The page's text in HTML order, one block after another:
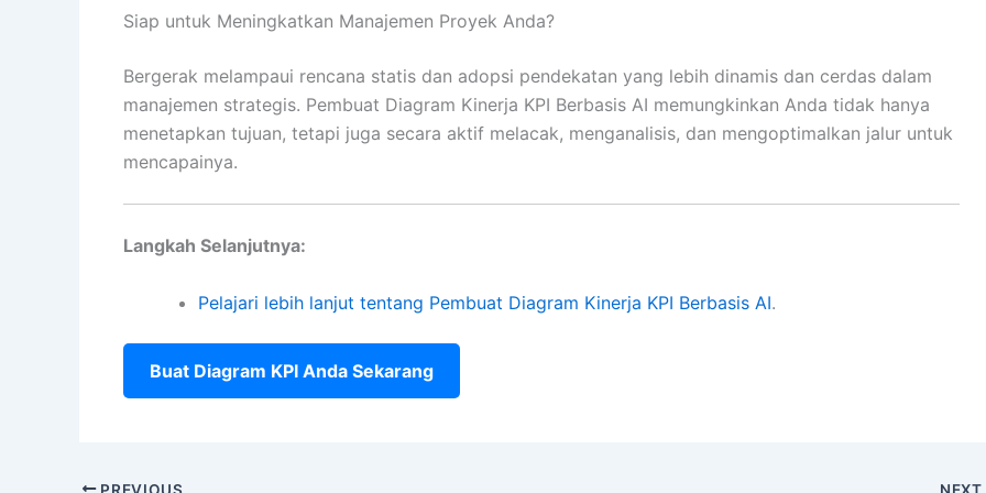
Siap untuk Meningkatkan Manajemen Proyek Anda?
Bergerak melampaui rencana statis dan adopsi pendekatan yang lebih dinamis dan cerdas dalam
manajemen strategis. Pembuat Diagram Kinerja KPI Berbasis AI memungkinkan Anda tidak hanya
menetapkan tujuan, tetapi juga secara aktif melacak, menganalisis, dan mengoptimalkan jalur untuk
mencapainya.
Langkah Selanjutnya:
Pelajari lebih lanjut tentang Pembuat Diagram Kinerja KPI Berbasis AI.
Buat Diagram KPI Anda Sekarang
PREVIOUS NEXT